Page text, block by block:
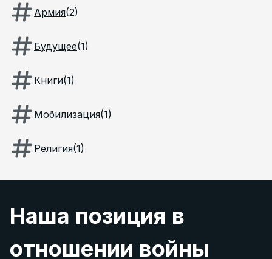
Армия(2)
Будущее(1)
Книги(1)
Мобилизация(1)
Религия(1)
Наша позиция в
отношении войны